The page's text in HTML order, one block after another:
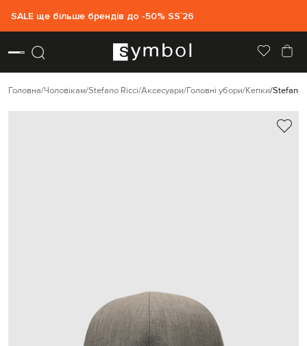
SALE ще більше брендів до -50% SS`26
Головна Чоловікам Stefano Ricci Аксесуари Головні убори Кепки Stefano